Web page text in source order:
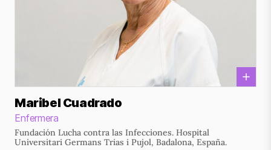
Maribel Cuadrado
Enfermera
Fundación Lucha contra las Infecciones. Hospital
Universitari Germans Trias i Pujol, Badalona, España.